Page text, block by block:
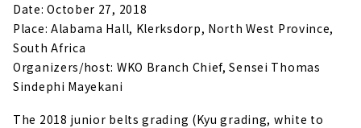
Date: October 27, 2018
Place: Alabama Hall, Klerksdorp, North West Province,
South Africa
Organizers/host: WKO Branch Chief, Sensei Thomas
Sindephi Mayekani
The 2018 junior belts grading (Kyu grading, white to